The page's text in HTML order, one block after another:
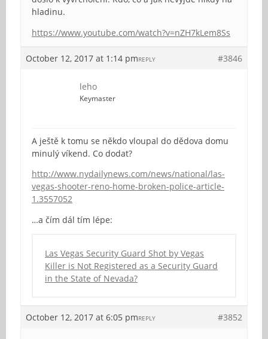
hladinu.
https://www.youtube.com/watch?v=nZH7kLem8Ss
October 12, 2017 at 1:14 pm #3846
REPLY
leho
Keymaster
A ještě k tomu se někdo vloupal do dědova domu
minulý víkend. Co dodat?
http://www.nydailynews.com/news/national/las-
vegas-shooter-reno-home-broken-police-article-
1.3557052
…a čím dál tím lépe:
Las Vegas Security Guard Shot by Vegas
Killer is Not Registered as a Security Guard
in the State of Nevada?
October 12, 2017 at 6:05 pm #3852
REPLY